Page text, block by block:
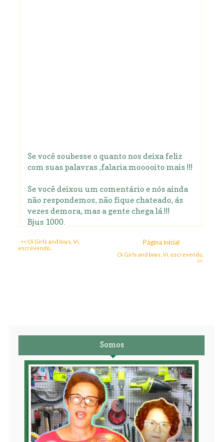
Se você soubesse o quanto nos deixa feliz
com suas palavras ,falaria mooooito mais !!!
Se você deixou um comentário e nós ainda
não respondemos, não fique chateado, ás
vezes demora, mas a gente chega lá !!!
Bjus 1000.
<< Oi Girls and boys, Vi,
escrevendo..
Oi Girls and boys, Vi, escrevendo..
>>
Página inicial
Somos